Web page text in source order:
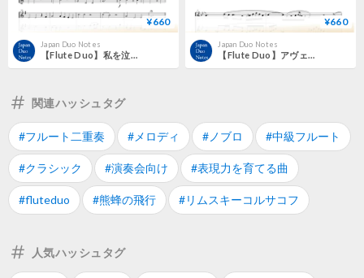
¥660
Japan Duo Notes
¥660
Japan Duo Notes
関連ハッシュタグ
#フルート二重奏 #メロディ #ノブロ #中級フルート
#クラシック #演奏会向け #表現力を育てる曲
#fluteduo #熊蜂の飛行 #リムスキーコルサコフ
人気ハッシュタグ